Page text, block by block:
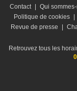
Contact Qui
Politique de cookies
Revue de presse
Retrouvez tous les